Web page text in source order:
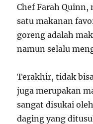
Chef Farah Quinn,
satu makanan
goreng adalah
namun selalu
Terakhir, tidak
juga merupakan
sangat disukai
daging yang